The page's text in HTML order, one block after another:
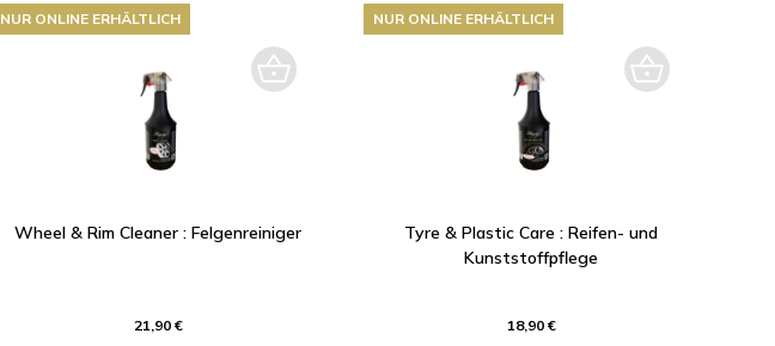
Wheel & Rim Cleaner : Felgenreiniger
21,90 €
NUR ONLINE ERHÄLTLICH
Tyre & Plastic Care : Reifen- und
Kunststoffpflege
18,90 €
NUR ONLINE ERHÄLTLICH